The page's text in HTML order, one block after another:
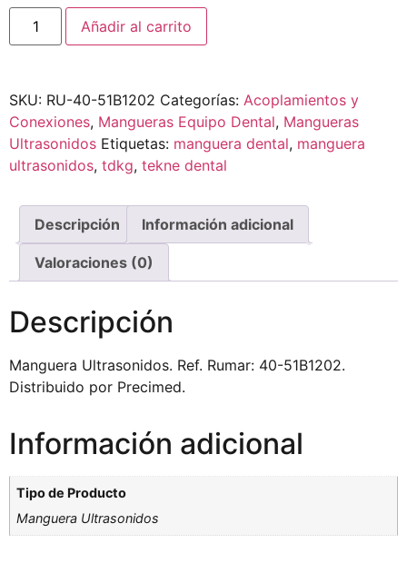
Añadir al carrito
SKU: RU-40-51B1202 Categorías: Acoplamientos y
Conexiones, Mangueras Equipo Dental, Mangueras
Ultrasonidos Etiquetas: manguera dental, manguera
ultrasonidos, tdkg, tekne dental
Descripción Información adicional
Valoraciones (0)
Descripción
Manguera Ultrasonidos. Ref. Rumar: 40-51B1202.
Distribuido por Precimed.
Información adicional
Tipo de Producto
Manguera Ultrasonidos